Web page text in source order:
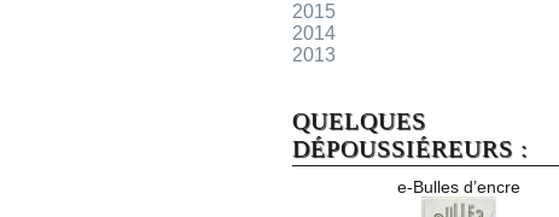
2015
2014
2013
QUELQUES
DÉPOUSSIÉREURS :
e-Bulles d’encre